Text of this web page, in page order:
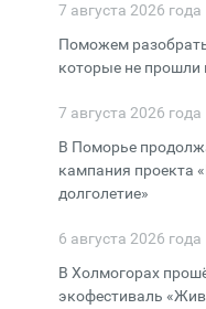
7 августа 2026 года
Поможем
которые не прошли
7 августа 2026 года
В Поморье
кампания проекта
долголетие»
6 августа 2026 года
В Холмогорах
экофестиваль